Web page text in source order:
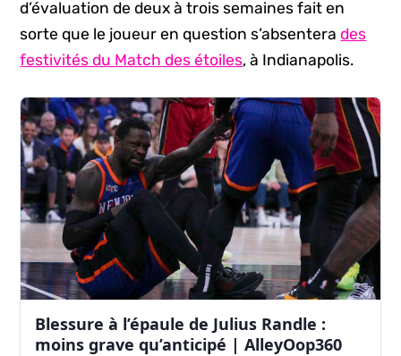
d’évaluation de deux à trois semaines fait en
sorte que le joueur en question s’absenterades
festivités du Match des étoiles, à Indianapolis.
Blessure à l’épaule de Julius Randle :
moins grave qu’anticipé | AlleyOop360